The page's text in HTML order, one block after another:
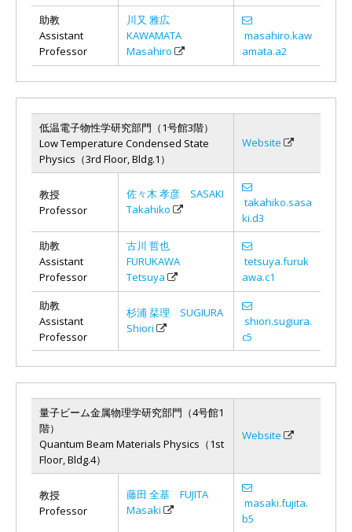
助教
Assistant
Professor
川又 雅広
KAWAMATA
Masahiro
masahiro.kaw
amata.a2
低温電子物性学研究部門（1号館3階）
Low Temperature Condensed State
Physics（3rd Floor, Bldg.1）
Website
教授
Professor
佐々木 孝彦 SASAKI
Takahiko
takahiko.sasa
ki.d3
助教
Assistant
Professor
古川 哲也
FURUKAWA
Tetsuya
tetsuya.furuk
awa.c1
助教
Assistant
Professor
杉浦 栞理 SUGIURA
Shiori
shiori.sugiura.
c5
量子ビーム金属物理学研究部門（4号館1
階）
Quantum Beam Materials Physics（1st
Floor, Bldg.4）
Website
教授
Professor
藤田 全基 FUJITA
Masaki
masaki.fujita.
b5